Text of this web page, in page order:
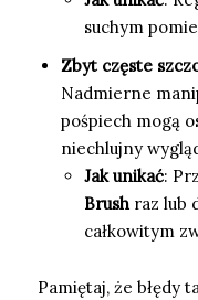
suchym
Zbyt częste
Nadmierne
pośpiech mogą
niechlujny
Jak unikać:
Brush raz lub
całkowitym
Pamiętaj, że błędy